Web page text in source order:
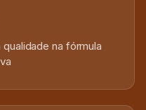
na fórmula